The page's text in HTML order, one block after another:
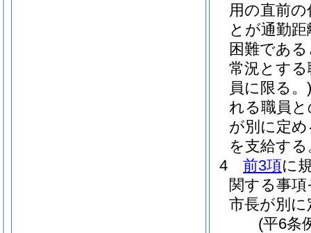
用の直前
とが通勤
困難であ
常況とする
員に限る。)
れる職員
が別に定
を支給する
4
前3項に
関する事
市長が別
(平6条